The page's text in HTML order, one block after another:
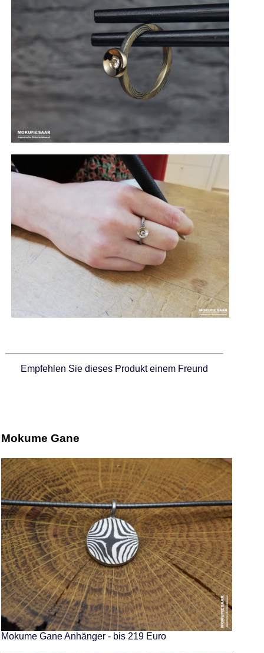
Empfehlen Sie dieses Produkt einem Freund
Mokume Gane
Mokume Gane Anhänger - bis 219 Euro